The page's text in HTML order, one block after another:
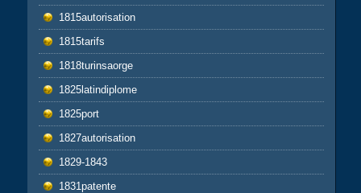
1815autorisation
1815tarifs
1818turinsaorge
1825latindiplome
1825port
1827autorisation
1829-1843
1831patente